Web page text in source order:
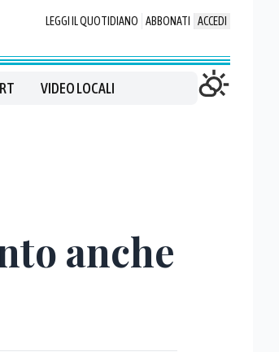
LEGGI IL QUOTIDIANO ABBONATI ACCEDI
VIDEO LOCALI
anche